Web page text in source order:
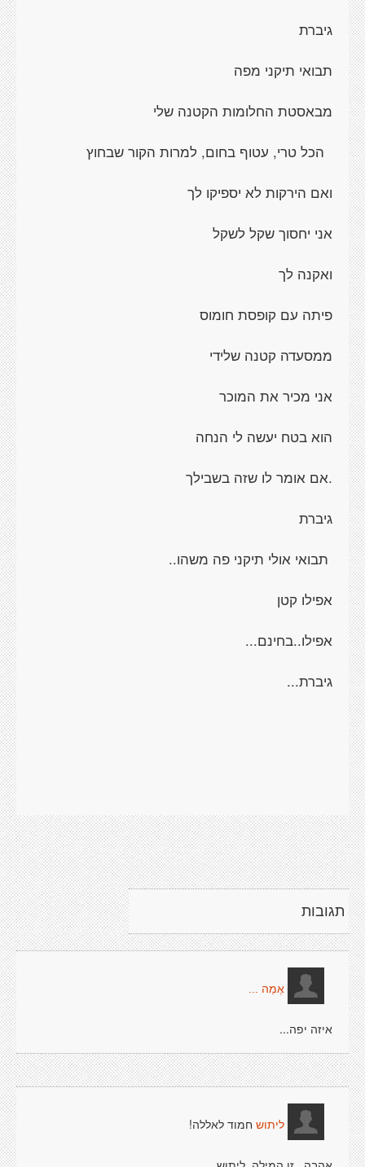
גיברת
תבואי תיקני מפה
מבאסטת החלומות הקטנה שלי
הכל טרי, עטוף בחום, למרות הקור שבחוץ
ואם הירקות לא יספיקו לך
אני יחסוך שקל לשקל
ואקנה לך
פיתה עם קופסת חומוס
ממסעדה קטנה שלידי
אני מכיר את המוכר
הוא בטח יעשה לי הנחה
.אם אומר לו שזה בשבילך
גיברת
תבואי אולי תיקני פה משהו..
אפילו קטן
אפילו..בחינם...
גיברת...
תגובות
אֶמַה ...
איזה יפה...
ליתוש חמוד לאללה!